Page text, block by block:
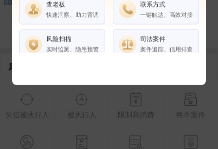
1
控制企业
1
风险信息
失信被执行人 被执行人 限制高消费 终本案件
查老板
快速洞察、助力背调
联系方式
一键触达、高效对接
风险扫描
实时监测、隐患预警
司法案件
案件追踪、信用排查
权益说明 VIP会员 SVIP会员
企业全部电话